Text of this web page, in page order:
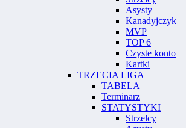
Asysty
Kanadyjczyk
MVP
TOP 6
Czyste konto
Kartki
TRZECIA LIGA
TABELA
Terminarz
STATYSTYKI
Strzelcy